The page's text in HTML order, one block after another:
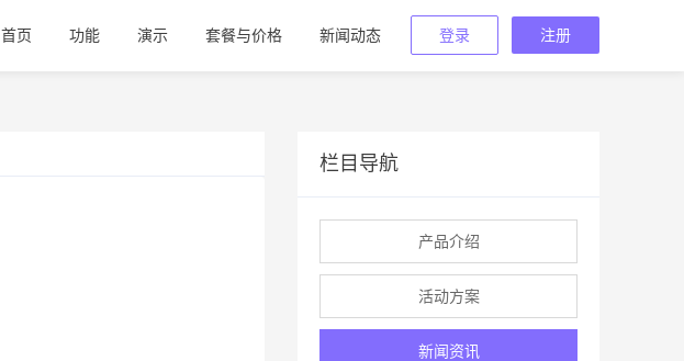
首页 功能 演示 套餐与价格 新闻动态 登录 注册
栏目导航
产品介绍
活动方案
新闻资讯